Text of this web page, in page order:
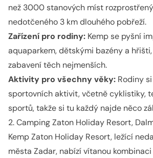
než 3000 stanových míst
nedotčeného 3 km dlouhého pobřeží.
Zařízení pro rodiny: Kemp se pyšní
aquaparkem, dětskými bazény a
zabavení těch nejmenších.
Aktivity pro všechny věky: Rodiny
sportovních aktivit, včetně cyklistiky,
sportů, takže si tu každý najde něco
2. Camping Zaton Holiday Resort,
Kemp Zaton Holiday Resort, ležící
města Zadar, nabízí vítanou